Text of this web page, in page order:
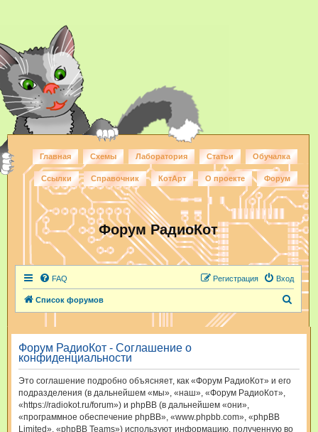
Главная Схемы Лаборатория Статьи Обучалка
Ссылки Справочник КотАрт О проекте Форум
Форум РадиоКот
FAQ Вход
Регистрация
Список форумов
и
к
Форум РадиоКот - Соглашение о
конфиденциальности
Это соглашение подробно объясняет, как «Форум РадиоКот» и его
подразделения (в дальнейшем «мы», «наш», «Форум РадиоКот»,
«https://radiokot.ru/forum») и phpBB (в дальнейшем «они»,
«программное обеспечение phpBB», «www.phpbb.com», «phpBB
Limited», «phpBB Teams») используют информацию, полученную во